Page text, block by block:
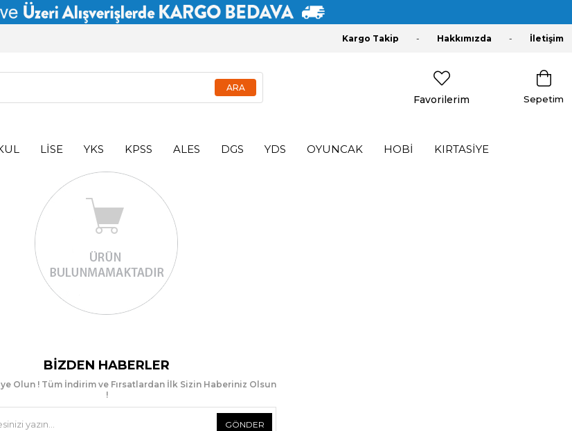
Kargo Takip Hakkımızda İletişim
Sepetim
Favorilerim
LİSE YKS KPSS ALES DGS YDS OYUNCAK HOBİ KIRTASİYE
BIZDEN HABERLER
Olun ! Tüm İndirim ve Fırsatlardan İlk Sizin Haberiniz Olsun
!
GÖNDER